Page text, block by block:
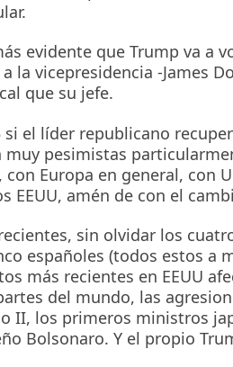
evidente que Trump va a
vicepresidencia -James
que su jefe.
el líder republicano
pesimistas
Europa en general, con
amén de con el
sin olvidar los
españoles (todos estos a
más recientes en EEUU
del mundo, las
II, los primeros ministros
Bolsonaro. Y el propio